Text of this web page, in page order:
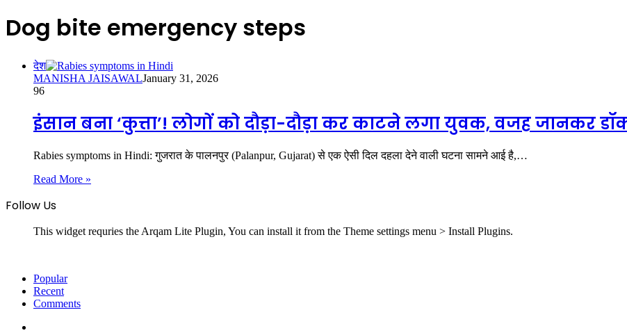
Dog bite emergency steps
देश
MANISHA JAISAWALJanuary 31, 2026
96
इंसान बना ‘कुत्ता’! लोगों को दौड़ा-दौड़ा कर काटने लगा युवक, वजह जानकर
Rabies symptoms in Hindi: गुजरात के पालनपुर (Palanpur, Gujarat) से एक ऐसी दिल दहला देने वाली घटना सामने आई है,…
Read More »
Follow Us
This widget requries the Arqam Lite Plugin, You can install it from the Theme settings menu > Install Plugins.
Popular
Recent
Comments